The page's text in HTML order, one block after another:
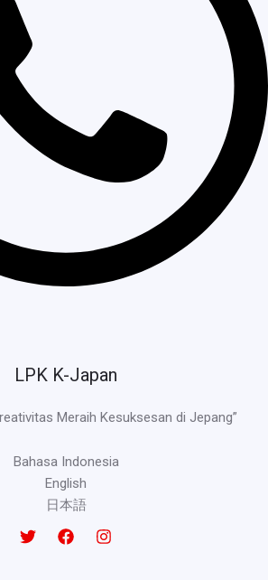
LPK K-Japan
Meraih Kesuksesan di Jepang”
Bahasa Indonesia
English
日本語